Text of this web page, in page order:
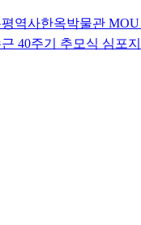
역사한옥박물관
40주기 추모식 심포